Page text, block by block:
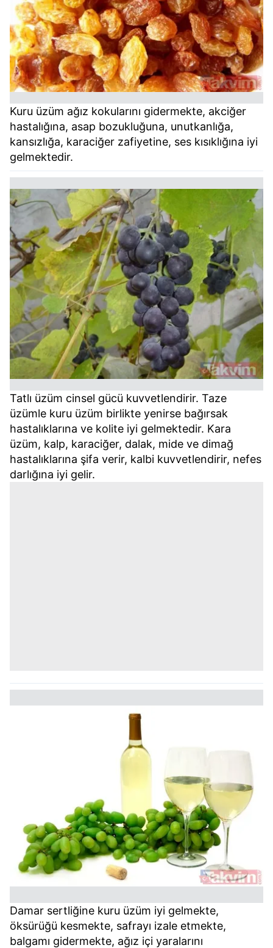
Kuru üzüm ağız kokularını gidermekte, akciğer
hastalığına, asap bozukluğuna, unutkanlığa,
kansızlığa, karaciğer zafiyetine, ses kısıklığına iyi
gelmektedir.
Tatlı üzüm cinsel gücü kuvvetlendirir. Taze
üzümle kuru üzüm birlikte yenirse bağırsak
hastalıklarına ve kolite iyi gelmektedir. Kara
üzüm, kalp, karaciğer, dalak, mide ve dimağ
hastalıklarına şifa verir, kalbi kuvvetlendirir, nefes
darlığına iyi gelir.
Damar sertliğine kuru üzüm iyi gelmekte,
öksürüğü kesmekte, safrayı izale etmekte,
balgamı gidermekte, ağız içi yaralarını